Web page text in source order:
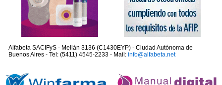
Alfabeta SACIFyS - Melián 3136 (C1430EYP) - Ciudad Autónoma de
Buenos Aires - Tel: (5411) 4545-2233 - Mail: info@alfabeta.net